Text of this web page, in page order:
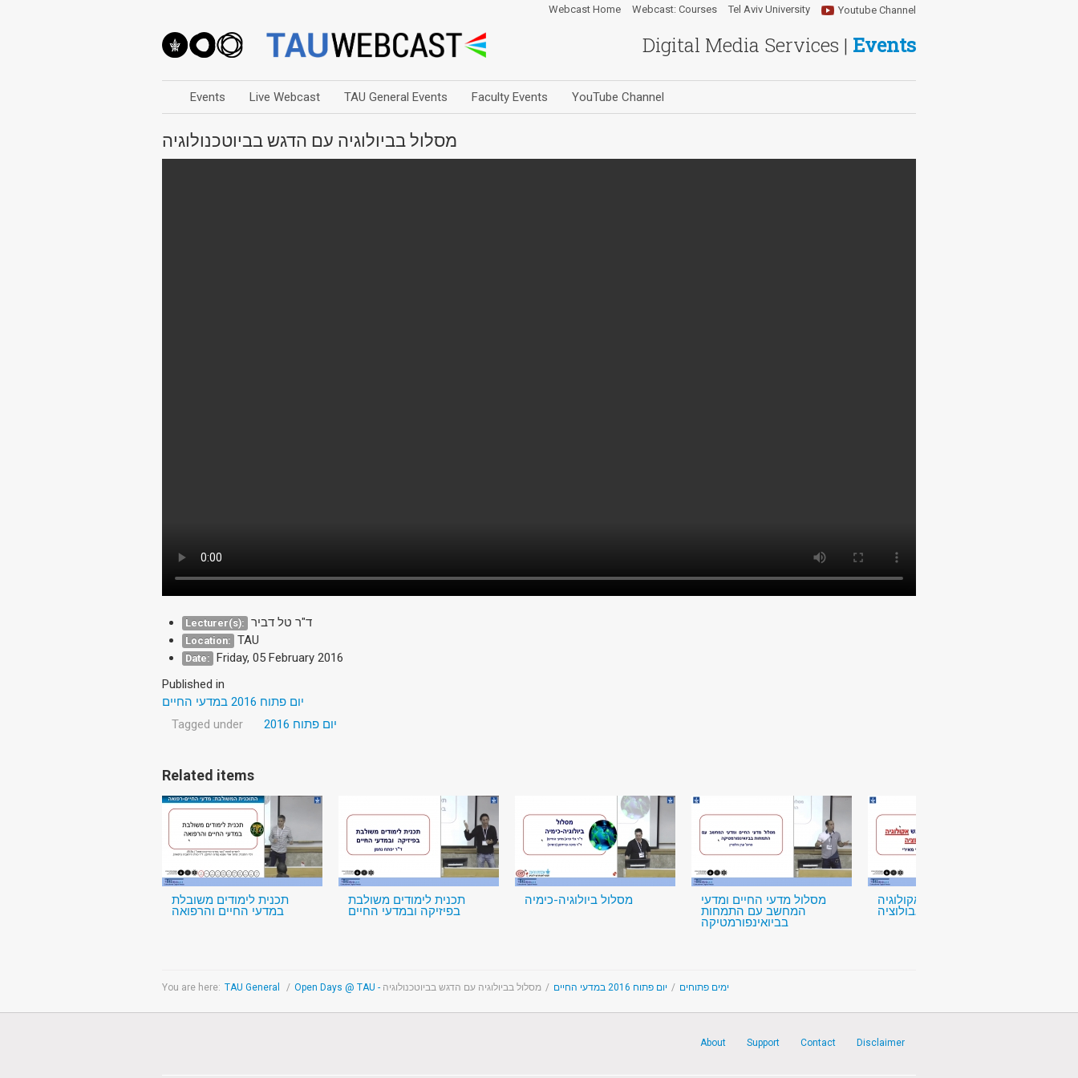
Digital Media Services | Events
Youtube Channel
Webcast Home Webcast: Courses Tel Aviv University
Events Live Webcast TAU General Events Faculty Events YouTube Channel
מסלול בביולוגיה עם הדגש בביוטכנולוגיה
Lecturer(s): ד"ר טל דביר
Location: TAU
Date: Friday, 05 February 2016
Published in
יום פתוח 2016 במדעי החיים
Tagged under
יום פתוח 2016
Related items
תכנית לימודים משובלת
במדעי החיים והרפואה
תכנית לימודים משולבת
בפיזיקה ובמדעי החיים
מסלול ביולוגיה-כימיה מסלול מדעי החיים ומדעי
המחשב עם התמחות
בביואינפורמטיקה
ביולוגיה בדגש אקולוגיה
ואבולוציה
You are here: TAU General / Open Days @ TAU - ימים פתוחים / יום פתוח 2016 במדעי החיים / מסלול בביולוגיה עם הדגש בביוטכנולוגיה
About Support Contact Disclaimer